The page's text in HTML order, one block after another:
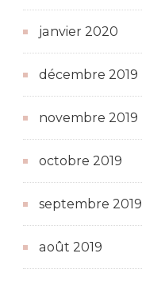
janvier 2020
décembre 2019
novembre 2019
octobre 2019
septembre 2019
août 2019